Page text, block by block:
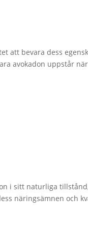
att bevara dess
avokadon uppstår
i sitt naturliga
näringsämnen och